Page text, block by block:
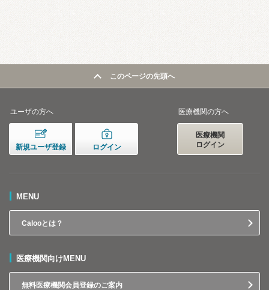
このページの先頭へ
ユーザの方へ
新規ユーザ登録 ログイン
医療機関の方へ
医療機関
ログイン
MENU
Calooとは？
医療機関向けMENU
無料医療機関会員登録のご案内